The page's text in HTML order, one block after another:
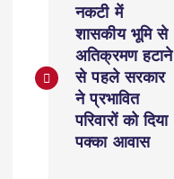
s
नकटी में
शासकीय भूमि से
अतिक्रमण हटाने
से पहले सरकार
ने प्रभावित
परिवारों को दिया
पक्का आवास